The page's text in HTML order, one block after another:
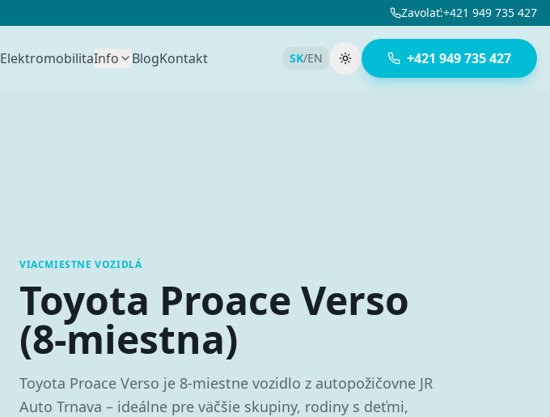
Zavolať:+421 949 735 427
ElektromobilitaInfo BlogKontakt SK/EN Prepnúť tému+421 949 735 427
VIACMIESTNE VOZIDLÁ
Toyota Proace Verso
(8-miestna)
Toyota Proace Verso je 8-miestne vozidlo z autopožičovne JR
Auto Trnava – ideálne pre väčšie skupiny, rodiny s deťmi,